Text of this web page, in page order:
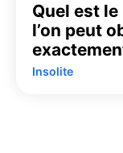
Quel est
l’on peut
Insolite